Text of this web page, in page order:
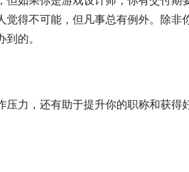
觉得不可能，但凡事总有例外。除非
的。
力，还有助于提升你的职称和获得